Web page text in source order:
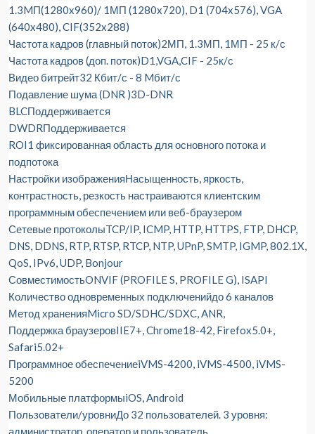
1.3MП(1280x960)/ 1МП (1280x720), D1 (704x576), VGA
(640x480), CIF(352x288)
Частота кадров (главный поток)2МП, 1.3МП, 1МП - 25 к/с
Частота кадров (доп. поток)D1,VGA,CIF - 25к/с
Видео битрейт32 Кбит/с - 8 Mбит/с
Подавление шума (DNR )3D-DNR
BLCПоддерживается
DWDRПоддерживается
ROI1 фиксированная область для основного потока и
подпотока
Настройки изображенияНасыщенность, яркость,
контрастность, резкость настраиваются клиентским
программным обеспечением или веб-браузером
Сетевые протоколыTCP/IP, ICMP, HTTP, HTTPS, FTP, DHCP,
DNS, DDNS, RTP, RTSP, RTCP, NTP, UPnP, SMTP, IGMP, 802.1X,
QoS, IPv6, UDP, Bonjour
СовместимостьONVIF (PROFILE S, PROFILE G), ISAPI
Количество одновременных подключенийдо 6 каналов
Метод храненияMicro SD/SDHC/SDXC, ANR,
Поддержка браузеровIIE7+, Chrome18-42, Firefox5.0+,
Safari5.02+
Программное обеспечениеiVMS-4200, iVMS-4500, iVMS-
5200
Мобильные платформыiOS, Android
Пользователи/уровниДо 32 пользователей. 3 уровня:
администратор, оператор и пользователь